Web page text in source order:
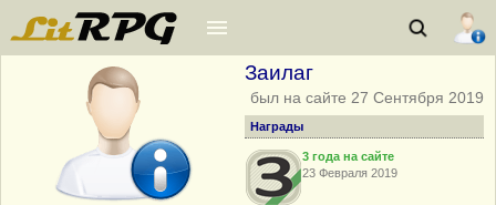
Заилаг
был на сайте 27 Сентября 2019
Награды
3 года на сайте
23 Февраля 2019